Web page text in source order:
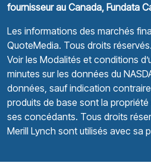
fournisseur au Canada, Fundata
Les informations des marchés
QuoteMedia. Tous droits réservés.
Voir les Modalités et conditions
minutes sur les données du
données, sauf indication
produits de base sont la propriété
ses concédants. Tous droits
Merill Lynch sont utilisés avec sa